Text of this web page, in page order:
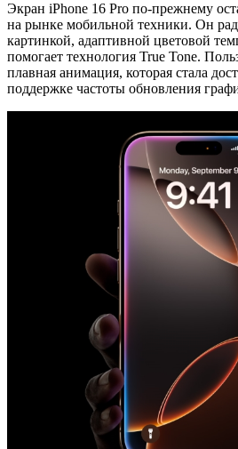
Экран iPhone 16 Pro по-прежнему
на рынке мобильной техники. Он
картинкой, адаптивной цветовой
помогает технология True Tone.
плавная анимация, которая стала
поддержке частоты обновления